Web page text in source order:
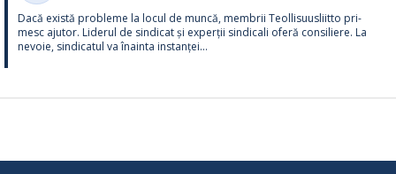
Dacă există probleme la locul de muncă, mem­brii Teol­li­suus­liitto pri­
mesc aju­tor. Li­de­rul de sin­dicat și ex­perții sin­dicali oferă con­si­liere. La
ne­voie, sin­dica­tul va înainta ins­tanței...